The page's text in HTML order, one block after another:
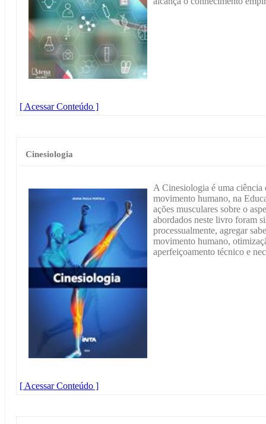
[ Acessar Conteúdo ]
Cinesiologia
A Cinesiologia é uma ciência
movimento humano, na
ações musculares sobre o
abordados neste livro foram
processualmente, agregar
movimento humano,
aperfeiçoamento técnico e
[ Acessar Conteúdo ]